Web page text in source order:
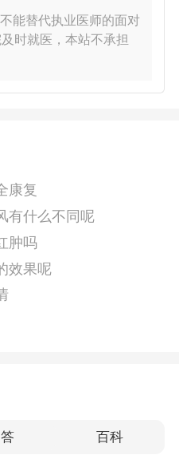
能替代执业医师的面对
时就医，本站不承担
康复
有什么不同呢
肿吗
效果呢
百科